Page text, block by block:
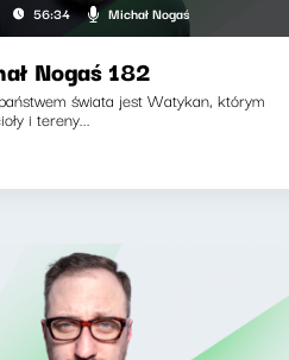
56:34 Michał Nogaś
Nogaś 182
świata jest Watykan, którym
i tereny...